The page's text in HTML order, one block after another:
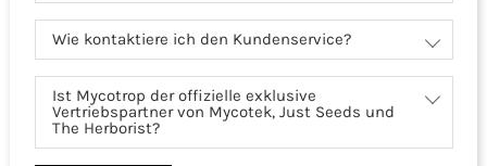
Wie kontaktiere ich den Kundenservice?
Ist Mycotrop der offizielle exklusive
Vertriebspartner von Mycotek, Just Seeds und
The Herborist?